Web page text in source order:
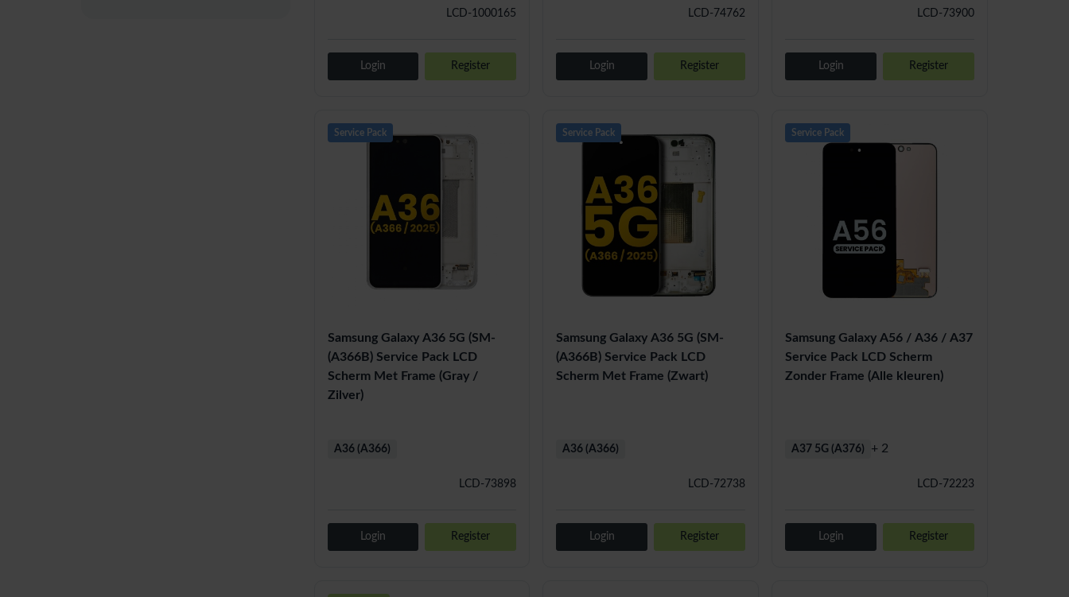
LCD-1000165
Login Register
LCD-74762
Login Register
LCD-73900
Login Register
Service Pack
Samsung Galaxy A36 5G (SM-
(A366B) Service Pack LCD
Scherm Met Frame (Gray /
Zilver)
LCD-73898
A36 (A366)
Login Register
Service Pack
Samsung Galaxy A36 5G (SM-
(A366B) Service Pack LCD
Scherm Met Frame (Zwart)
LCD-72738
A36 (A366)
Login Register
Service Pack
Samsung Galaxy A56 / A36 / A37
Service Pack LCD Scherm
Zonder Frame (Alle kleuren)
LCD-72223
A37 5G (A376) + 2
Login Register